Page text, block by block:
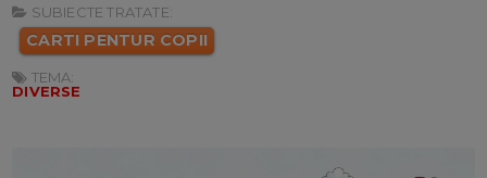
SUBIECTE TRATATE:
CARTI PENTUR COPII
TEMA:
DIVERSE